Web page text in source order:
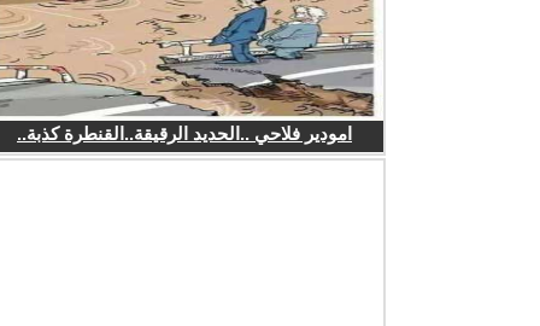
امودير فلاحي ..الحديد الرقيقة..القنطرة كذبة..